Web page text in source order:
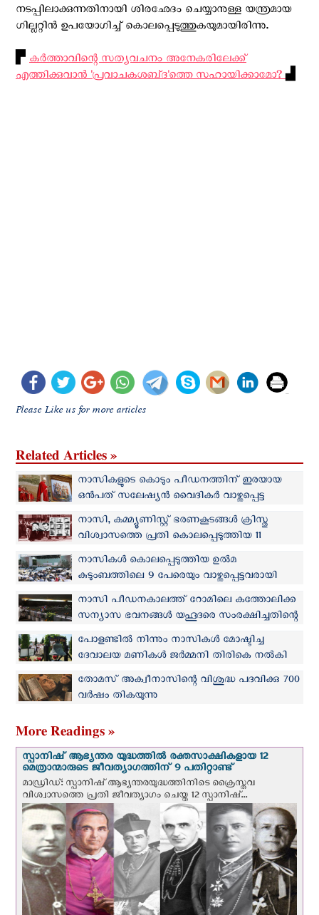
നടപ്പിലാക്കുന്നതിനായി ശിരഛേദം ചെയ്യാനുള്ള യന്ത്രമായ
ഗില്ലറ്റിൻ ഉപയോഗിച്ച് കൊലപ്പെടുത്തുകയുമായിരിന്നു.
▛ കര്‍ത്താവിന്റെ സത്യവചനം അനേകരിലേക്ക്
എത്തിക്കുവാന്‍ 'പ്രവാചകശബ്‌ദ'ത്തെ സഹായിക്കാമോ?▟
Please Like us for more articles
Related Articles »
നാസികളുടെ കൊടും പീഡനത്തിന് ഇരയായ
ഒന്‍പത് സലേഷ്യൻ വൈദികര്‍ വാഴ്ത്തപ്പെട്ട
പദവിയില്‍
നാസി, കമ്മ്യൂണിസ്റ്റ് ഭരണകൂടങ്ങള്‍ ക്രിസ്തു
വിശ്വാസത്തെ പ്രതി കൊലപ്പെടുത്തിയ 11
വൈദികര്‍ വാഴ്ത്തപ്പെട്ട പദവിയിലേക്ക്
നാസികൾ കൊലപ്പെടുത്തിയ ഉല്‍മ
കുടുംബത്തിലെ 9 പേരെയും വാഴ്ത്തപ്പെട്ടവരായി
പ്രഖ്യാപിച്ചു
നാസി പീഡനകാലത്ത് റോമിലെ കത്തോലിക്ക
സന്യാസ ഭവനങ്ങൾ യഹൂദരെ സംരക്ഷിച്ചതിന്റെ
തെളിവുകൾ കണ്ടെത്തി
പോളണ്ടിൽ നിന്നും നാസികൾ മോഷ്ടിച്ച
ദേവാലയ മണികൾ ജർമ്മനി തിരികെ നൽകി
തോമസ് അക്വീനാസിന്റെ വിശുദ്ധ പദവിക്കു 700
വർഷം തികയുന്നു
More Readings »
സ്പാനിഷ് ആഭ്യന്തര യുദ്ധത്തില്‍ രക്തസാക്ഷികളായ 12
മെത്രാന്മാരുടെ ജീവത്യാഗത്തിന് 9 പതിറ്റാണ്ട്
മാഡ്രിഡ്: സ്പാനിഷ് ആഭ്യന്തരയുദ്ധത്തിനിടെ ക്രൈസ്തവ
വിശ്വാസത്തെ പ്രതി ജീവത്യാഗം ചെയ്ത 12 സ്പാനിഷ്...